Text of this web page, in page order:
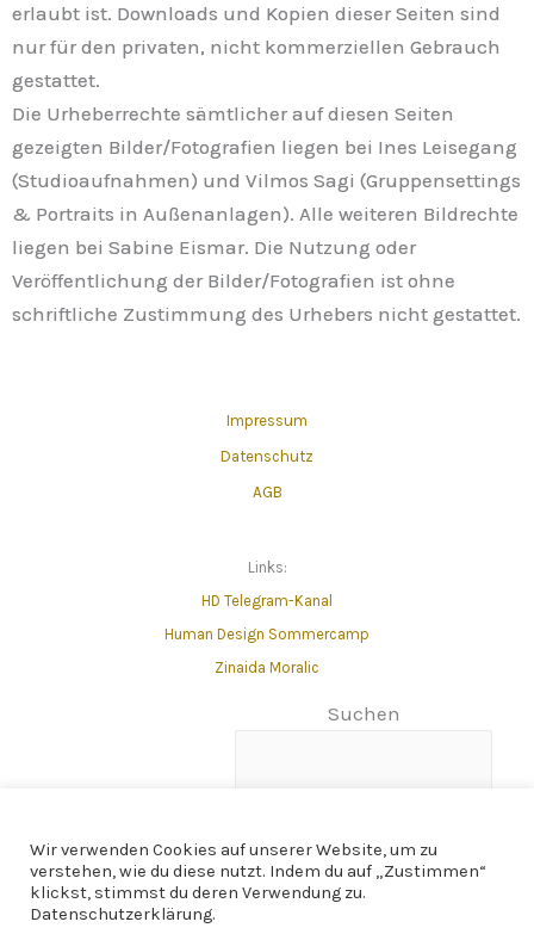
erlaubt ist. Downloads und Kopien dieser Seiten sind
nur für den privaten, nicht kommerziellen Gebrauch
gestattet.
Die Urheberrechte sämtlicher auf diesen Seiten
gezeigten Bilder/Fotografien liegen bei Ines Leisegang
(Studioaufnahmen) und Vilmos Sagi (Gruppensettings
& Portraits in Außenanlagen). Alle weiteren Bildrechte
liegen bei Sabine Eismar. Die Nutzung oder
Veröffentlichung der Bilder/Fotografien ist ohne
schriftliche Zustimmung des Urhebers nicht gestattet.
Impressum
Datenschutz
AGB
Links:
HD Telegram-Kanal
Human Design Sommercamp
Zinaida Moralic
Suchen
© 2025 | Human Design und Genius Report Coaching by
Wir verwenden Cookies auf unserer Website, um zu
verstehen, wie du diese nutzt. Indem du auf „Zustimmen“
klickst, stimmst du deren Verwendung zu.
Datenschutzerklärung.